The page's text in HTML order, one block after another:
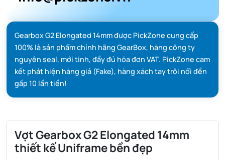
Gearbox G2 Elongated 14mm được PickZone cung cấp
100% là sản phẩm chính hãng GearBox, hàng công ty
nguyên seal, mới tinh, đầy đủ hóa đơn VAT. PickZone cam
kết phát hiện hàng giả (Fake), hàng xách tay trôi nổi đền
gấp 10 lần tiền!
Vợt Gearbox G2 Elongated 14mm
thiết kế Uniframe bền đẹp